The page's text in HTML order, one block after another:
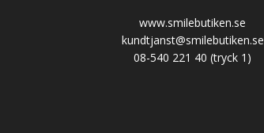
www.smilebutiken.se
kundtjanst@smilebutiken.se
08-540 221 40 (tryck 1)